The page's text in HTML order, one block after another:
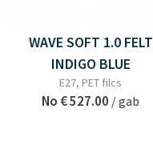
WAVE SOFT 1.0 FELT
INDIGO BLUE
E27, PET filcs
No € 527.00 / gab